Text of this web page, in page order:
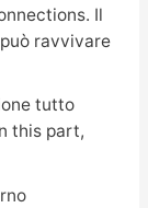
Il
ravvivare
tutto
this part,